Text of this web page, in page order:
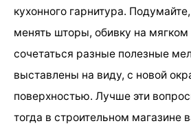
кухонного гарнитура.
менять шторы, обивку на мягком
сочетаться разные полезные
выставлены на виду, с новой
поверхностью. Лучше эти
тогда в строительном магазине